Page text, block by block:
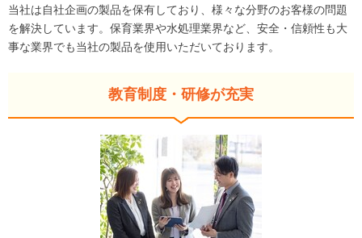
当社は自社企画の製品を保有しており、様々な分野のお客様の問題
を解決しています。保育業界や水処理業界など、安全・信頼性も大
事な業界でも当社の製品を使用いただいております。
教育制度・研修が充実